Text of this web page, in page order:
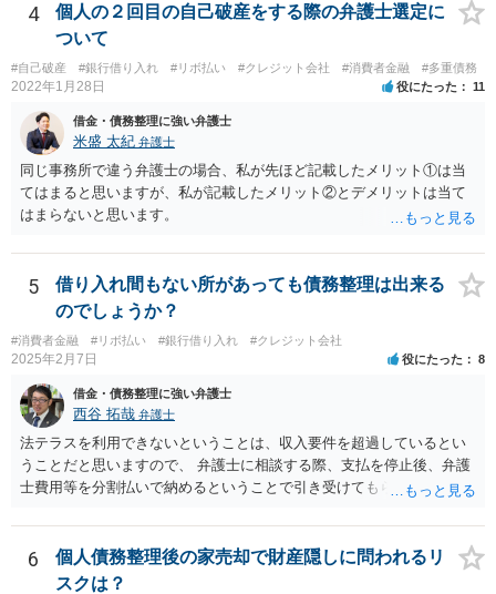
4
個人の２回目の自己破産をする際の弁護士選定に
ついて
#自己破産 #銀行借り入れ #リボ払い #クレジット会社 #消費者金融 #多重債務
2022年1月28日 役にたった 11
借金・債務整理に強い弁護士
米盛 太紀 弁護士
同じ事務所で違う弁護士の場合、私が先ほど記載したメリット①は当
てはまると思いますが、私が記載したメリット②とデメリットは当て
はまらないと思います。
5
借り入れ間もない所があっても債務整理は出来る
のでしょうか？
#消費者金融 #リボ払い #銀行借り入れ #クレジット会社
2025年2月7日 役にたった 8
借金・債務整理に強い弁護士
西谷 拓哉 弁護士
法テラスを利用できないということは、収入要件を超過しているとい
うことだと思いますので、 弁護士に相談する際、支払を停止後、弁護
士費用等を分割払いで納めるということで引き受けてもらえないか確
は、負債が拡大するだけになるのでお勧めできませんが あとは、相談
者様のご判断になると思いますので、私からのアドバイスは一旦これ
で終わりとさせていただきます。
6
個人債務整理後の家売却で財産隠しに問われるリ
スクは？